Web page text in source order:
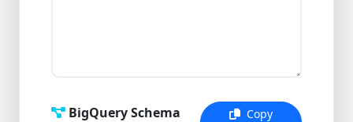
BigQuery Schema
Copy